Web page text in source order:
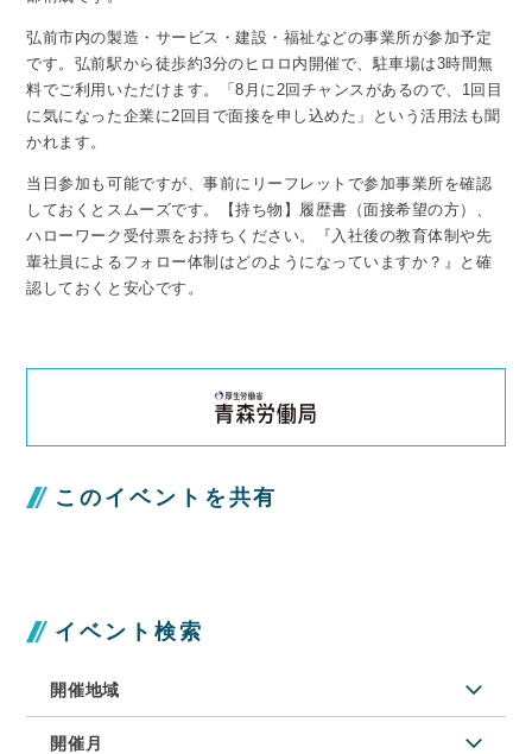
弘前市内の製造・サービス・建設・福祉などの事業所が参加予定
です。弘前駅から徒歩約3分のヒロロ内開催で、駐車場は3時間無
料でご利用いただけます。「8月に2回チャンスがあるので、1回目
に気になった企業に2回目で面接を申し込めた」という活用法も聞
かれます。
当日参加も可能ですが、事前にリーフレットで参加事業所を確認
しておくとスムーズです。【持ち物】履歴書（面接希望の方）、
ハローワーク受付票をお持ちください。『入社後の教育体制や先
輩社員によるフォロー体制はどのようになっていますか？』と確
認しておくと安心です。
このイベントを共有
イベント検索
開催地域
開催月